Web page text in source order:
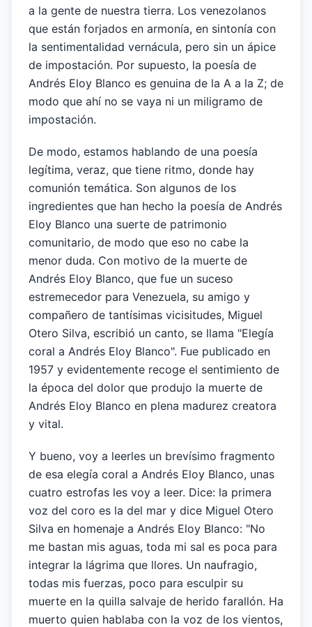
a la gente de nuestra tierra. Los venezolanos
que están forjados en armonía, en sintonía con
la sentimentalidad vernácula, pero sin un ápice
de impostación. Por supuesto, la poesía de
Andrés Eloy Blanco es genuina de la A a la Z; de
modo que ahí no se vaya ni un miligramo de
impostación.
De modo, estamos hablando de una poesía
legítima, veraz, que tiene ritmo, donde hay
comunión temática. Son algunos de los
ingredientes que han hecho la poesía de Andrés
Eloy Blanco una suerte de patrimonio
comunitario, de modo que eso no cabe la
menor duda. Con motivo de la muerte de
Andrés Eloy Blanco, que fue un suceso
estremecedor para Venezuela, su amigo y
compañero de tantísimas vicisitudes, Miguel
Otero Silva, escribió un canto, se llama "Elegía
coral a Andrés Eloy Blanco". Fue publicado en
1957 y evidentemente recoge el sentimiento de
la época del dolor que produjo la muerte de
Andrés Eloy Blanco en plena madurez creatora
y vital.
Y bueno, voy a leerles un brevísimo fragmento
de esa elegía coral a Andrés Eloy Blanco, unas
cuatro estrofas les voy a leer. Dice: la primera
voz del coro es la del mar y dice Miguel Otero
Silva en homenaje a Andrés Eloy Blanco: "No
me bastan mis aguas, toda mi sal es poca para
integrar la lágrima que llores. Un naufragio,
todas mis fuerzas, poco para esculpir su
muerte en la quilla salvaje de herido farallón. Ha
muerto quien hablaba con la voz de los vientos,